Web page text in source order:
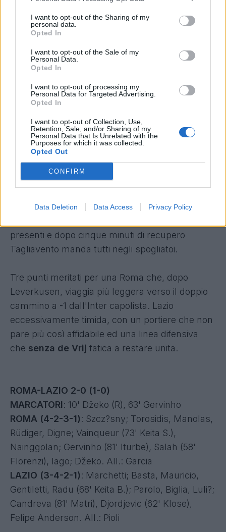
I want to opt-out of the Sharing of my
personal data.
Opted In
I want to opt-out of the Sale of my
Personal Data.
Opted In
I want to opt-out of processing my
Personal Data for Targeted Advertising.
Opted In
I want to opt-out of Collection, Use,
Retention, Sale, and/or Sharing of my
Personal Data that Is Unrelated with the
Purposes for which it was collected.
Opted Out
CONFIRM
Data Deletion Data Access Privacy Policy
SECONDO TEMPO
cronometro, Gervinho,il migliore in campo,
ringrazia Nainggolan per l'assistenza e irride
avvedersi della guardia morbida di Basta.2-0
nervosismo cresce e Tagliavento placa i bollenti
spiriti distribuendo equamente cartellini gialli.
Luli?, però, avrebbe meritato ilrosso diretto
un fallo spezza-caviglie su Salah, costretto ad
uscire in barella dopo iltrattamentodel bosniaco.
Manolas e Rüdigersi gasano a
(anche) delle folate del neoentrato Keita. Garcia
presenti e dopo cinque minuti di recupero
Tagliavento manda tutti negli spogliatoi.
Tre punti meritati per una Roma che, dopo
Leverkusen, viaggia più leggera verso il doppio
cammino a -1 dall'Inter capolista. Lazio
eccessivamente timida, con un portiere che non
pare più così affidabile ed una linea difensiva
che senza de Vrij fatica a restare unita.
ROMA-LAZIO 2-0 (1-0)
MARCATORI: 10' Džeko (R), 63' Gervinho
ROMA (4-2-3-1): Szcz?sny; Torosidis, Manolas,
Rüdiger, Digne; Vainqueur (73' Keita S.),
Nainggolan; Gervinho (81' Iturbe), Salah (58'
Florenzi), Iago; Džeko. All.: Garcia
LAZIO (3-4-2-1): Marchetti; Basta, Mauricio,
Gentiletti, Radu (68' Keita B.); Parolo, Biglia, Luli?;
Candreva (81' Matri), Djordjevic (62' Klose),
Felipe Anderson. All.: Pioli